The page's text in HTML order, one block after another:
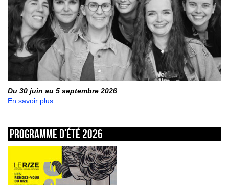
Du 30 juin au 5 septembre 2026
En savoir plus
Programme d’été 2026